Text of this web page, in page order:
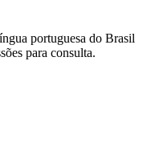
portuguesa do Brasil
para consulta.